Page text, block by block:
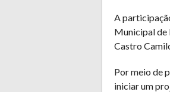
A
Municipal de
Castro
Por meio de
iniciar um